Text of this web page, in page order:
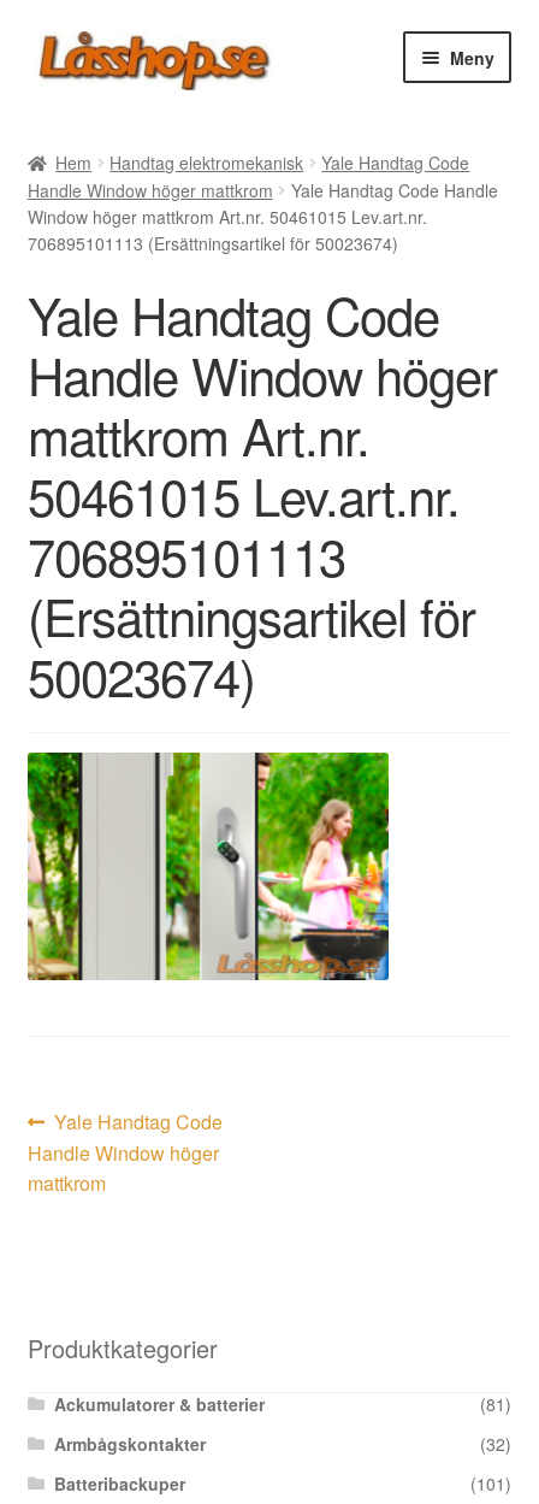
Hoppa
till
Hoppa
till
Meny
Rea
Vanliga frågor
Forum/Manualer/Råd
Support
Hem Handtag elektromekanisk
Yale Handtag Code
Handle Window höger mattkrom
Yale Handtag Code Handle
Window höger mattkrom Art.nr. 50461015 Lev.art.nr.
706895101113 (Ersättningsartikel för 50023674)
Yale Handtag Code
Handle Window höger
mattkrom Art.nr.
50461015 Lev.art.nr.
706895101113
(Ersättningsartikel för
50023674)
Inläggsnavigering
Föregående
inlägg:
Yale Handtag Code
Handle Window höger
mattkrom
Produktkategorier
Ackumulatorer & batterier
(81)
Armbågskontakter
(32)
Batteribackuper
(101)